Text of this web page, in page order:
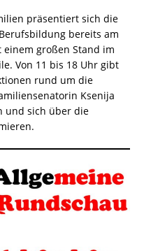
präsentiert sich die
bereits am
einem großen Stand im
Von 11 bis 18 Uhr gibt
rund um die
Ksenija
und sich über die